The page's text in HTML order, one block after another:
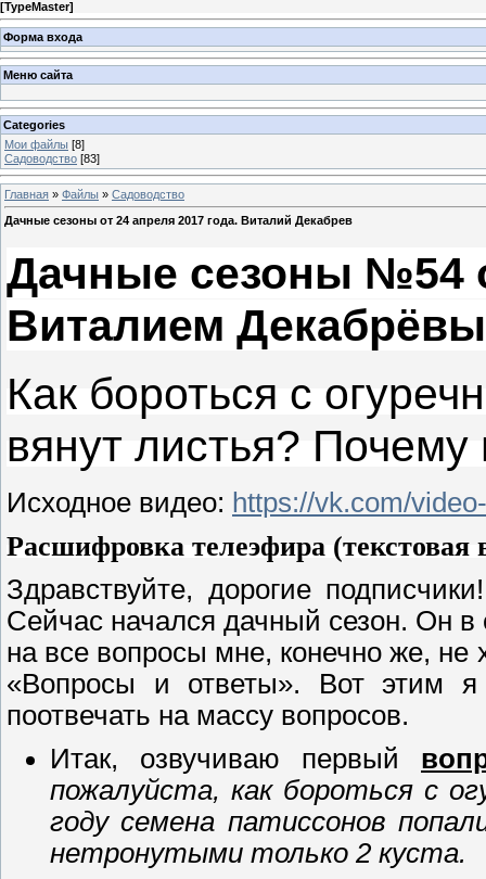
[TypeMaster]
Форма входа
Меню сайта
Categories
Мои файлы [8]
Садоводство [83]
Главная » Файлы » Садоводство
Дачные сезоны от 24 апреля 2017 года. Виталий Декабрев
Дачные сезоны №54
Виталием
Как бороться с
вянут листья?
Исходное видео: https://vk.com/
Расшифровка телеэфира (текстовая
Здравствуйте, дорогие
Сейчас начался дачный сезон. Он в
на все вопросы мне, конечно же, не
«Вопросы и ответы». Вот этим
поотвечать на массу вопросов.
Итак, озвучиваю первый
пожалуйста, как бороться с
году семена патиссонов
нетронутыми только 2 куста.